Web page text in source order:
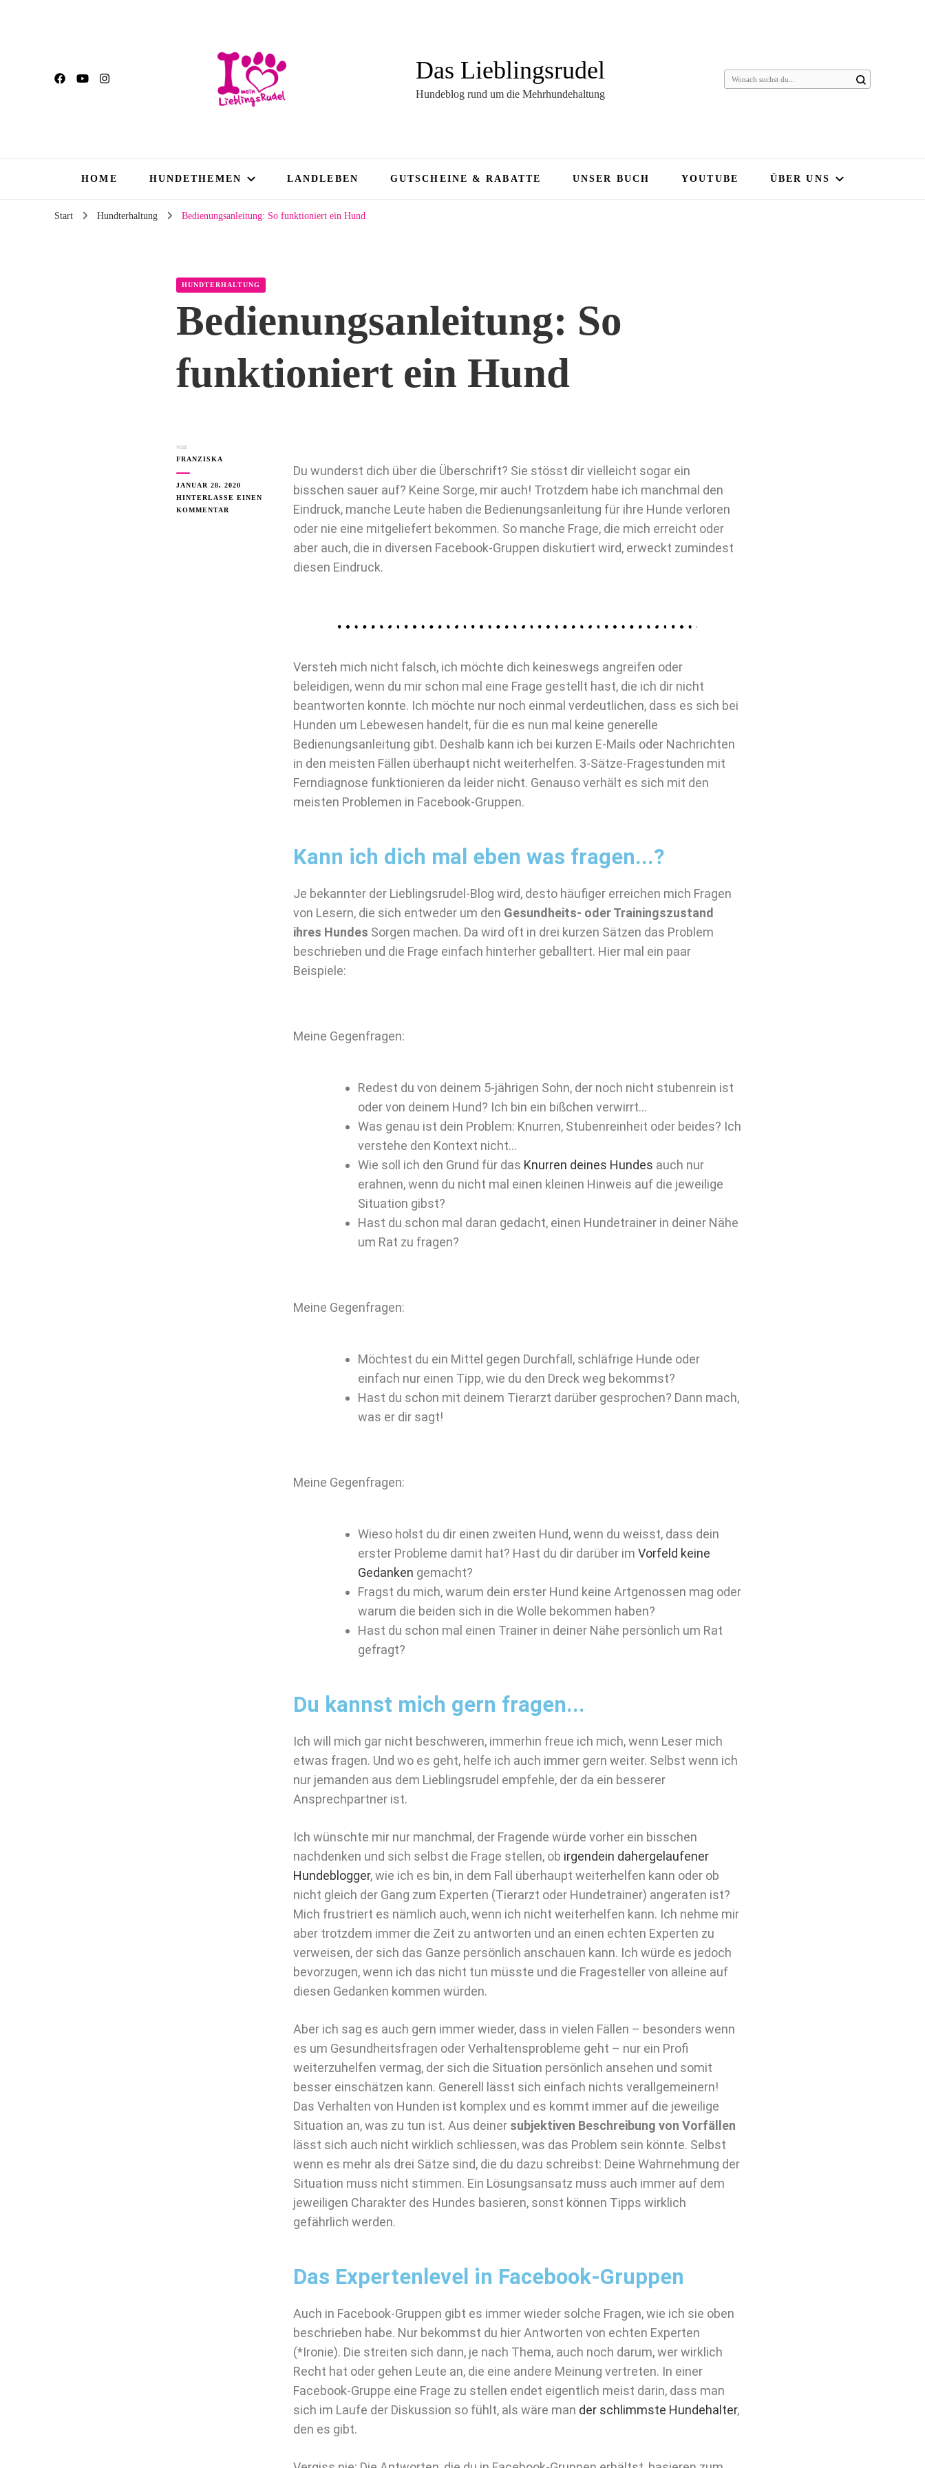
Das Lieblingsrudel
Hundeblog rund um die Mehrhundehaltung
HOME HUNDETHEMEN LANDLEBEN GUTSCHEINE & RABATTE UNSER BUCH YOUTUBE ÜBER UNS
Start Hundterhaltung Bedienungsanleitung: So funktioniert ein Hund
HUNDTERHALTUNG
Bedienungsanleitung: So
funktioniert ein Hund
von
FRANZISKA
JANUAR 28, 2020
HINTERLASSE EINEN
KOMMENTAR
Du wunderst dich über die Überschrift? Sie stösst dir vielleicht sogar ein
bisschen sauer auf? Keine Sorge, mir auch! Trotzdem habe ich manchmal den
Eindruck, manche Leute haben die Bedienungsanleitung für ihre Hunde verloren
oder nie eine mitgeliefert bekommen. So manche Frage, die mich erreicht oder
aber auch, die in diversen Facebook-Gruppen diskutiert wird, erweckt zumindest
diesen Eindruck.
Versteh mich nicht falsch, ich möchte dich keineswegs angreifen oder
beleidigen, wenn du mir schon mal eine Frage gestellt hast, die ich dir nicht
beantworten konnte. Ich möchte nur noch einmal verdeutlichen, dass es sich bei
Hunden um Lebewesen handelt, für die es nun mal keine generelle
Bedienungsanleitung gibt. Deshalb kann ich bei kurzen E-Mails oder Nachrichten
in den meisten Fällen überhaupt nicht weiterhelfen. 3-Sätze-Fragestunden mit
Ferndiagnose funktionieren da leider nicht. Genauso verhält es sich mit den
meisten Problemen in Facebook-Gruppen.
Kann ich dich mal eben was fragen...?
Je bekannter der Lieblingsrudel-Blog wird, desto häufiger erreichen mich Fragen
von Lesern, die sich entweder um den Gesundheits- oder Trainingszustand
ihres Hundes Sorgen machen. Da wird oft in drei kurzen Sätzen das Problem
beschrieben und die Frage einfach hinterher geballtert. Hier mal ein paar
Beispiele:
Meine Gegenfragen:
Redest du von deinem 5-jährigen Sohn, der noch nicht stubenrein ist
oder von deinem Hund? Ich bin ein bißchen verwirrt…
Was genau ist dein Problem: Knurren, Stubenreinheit oder beides? Ich
verstehe den Kontext nicht…
Wie soll ich den Grund für das Knurren deines Hundes auch nur
erahnen, wenn du nicht mal einen kleinen Hinweis auf die jeweilige
Situation gibst?
Hast du schon mal daran gedacht, einen Hundetrainer in deiner Nähe
um Rat zu fragen?
Meine Gegenfragen:
Möchtest du ein Mittel gegen Durchfall, schläfrige Hunde oder
einfach nur einen Tipp, wie du den Dreck weg bekommst?
Hast du schon mit deinem Tierarzt darüber gesprochen? Dann mach,
was er dir sagt!
Meine Gegenfragen:
Wieso holst du dir einen zweiten Hund, wenn du weisst, dass dein
erster Probleme damit hat? Hast du dir darüber im Vorfeld keine
Gedanken gemacht?
Fragst du mich, warum dein erster Hund keine Artgenossen mag oder
warum die beiden sich in die Wolle bekommen haben?
Hast du schon mal einen Trainer in deiner Nähe persönlich um Rat
gefragt?
Du kannst mich gern fragen...
Ich will mich gar nicht beschweren, immerhin freue ich mich, wenn Leser mich
etwas fragen. Und wo es geht, helfe ich auch immer gern weiter. Selbst wenn ich
nur jemanden aus dem Lieblingsrudel empfehle, der da ein besserer
Ansprechpartner ist.
Ich wünschte mir nur manchmal, der Fragende würde vorher ein bisschen
nachdenken und sich selbst die Frage stellen, ob irgendein dahergelaufener
Hundeblogger, wie ich es bin, in dem Fall überhaupt weiterhelfen kann oder ob
nicht gleich der Gang zum Experten (Tierarzt oder Hundetrainer) angeraten ist?
Mich frustriert es nämlich auch, wenn ich nicht weiterhelfen kann. Ich nehme mir
aber trotzdem immer die Zeit zu antworten und an einen echten Experten zu
verweisen, der sich das Ganze persönlich anschauen kann. Ich würde es jedoch
bevorzugen, wenn ich das nicht tun müsste und die Fragesteller von alleine auf
diesen Gedanken kommen würden.
Aber ich sag es auch gern immer wieder, dass in vielen Fällen – besonders wenn
es um Gesundheitsfragen oder Verhaltensprobleme geht – nur ein Profi
weiterzuhelfen vermag, der sich die Situation persönlich ansehen und somit
besser einschätzen kann. Generell lässt sich einfach nichts verallgemeinern!
Das Verhalten von Hunden ist komplex und es kommt immer auf die jeweilige
Situation an, was zu tun ist. Aus deiner subjektiven Beschreibung von Vorfällen
lässt sich auch nicht wirklich schliessen, was das Problem sein könnte. Selbst
wenn es mehr als drei Sätze sind, die du dazu schreibst: Deine Wahrnehmung der
Situation muss nicht stimmen. Ein Lösungsansatz muss auch immer auf dem
jeweiligen Charakter des Hundes basieren, sonst können Tipps wirklich
gefährlich werden.
Das Expertenlevel in Facebook-Gruppen
Auch in Facebook-Gruppen gibt es immer wieder solche Fragen, wie ich sie oben
beschrieben habe. Nur bekommst du hier Antworten von echten Experten
(*Ironie). Die streiten sich dann, je nach Thema, auch noch darum, wer wirklich
Recht hat oder gehen Leute an, die eine andere Meinung vertreten. In einer
Facebook-Gruppe eine Frage zu stellen endet eigentlich meist darin, dass man
sich im Laufe der Diskussion so fühlt, als wäre man der schlimmste Hundehalter,
den es gibt.